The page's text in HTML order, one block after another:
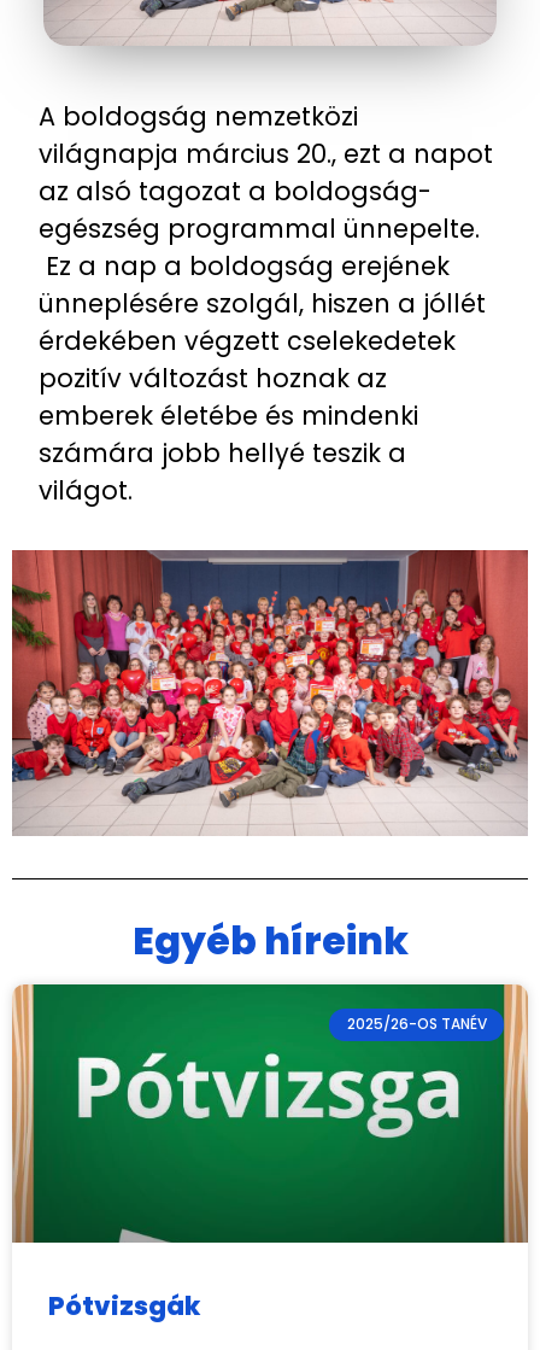
A boldogság nemzetközi
világnapja március 20., ezt a napot
az alsó tagozat a boldogság-
egészség programmal ünnepelte.
Ez a nap a boldogság erejének
ünneplésére szolgál, hiszen a jóllét
érdekében végzett cselekedetek
pozitív változást hoznak az
emberek életébe és mindenki
számára jobb hellyé teszik a
világot.
Egyéb híreink
2025/26-OS TANÉV
Pótvizsgák